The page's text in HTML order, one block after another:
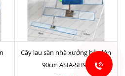
Cây lau sàn nhà xưởng bản lớn
90cm ASIA-SH90